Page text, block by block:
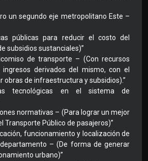
un segundo eje metropolitano Este –
públicas para reducir el costo del
subsidios sustanciales)”
de transporte – (Con recursos
derivados del mismo, con el
obras de infraestructura y subsidios).”
tecnológicas en el sistema de
normativas – (Para lograr un mejor
Transporte Público de pasajeros)”
funcionamiento y localización de
– (De forma de generar
urbano)”